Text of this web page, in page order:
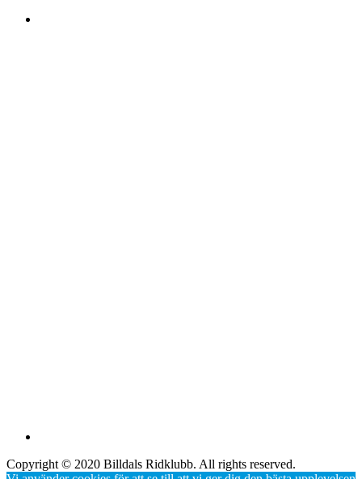
Copyright © 2020 Billdals Ridklubb. All rights reserved.